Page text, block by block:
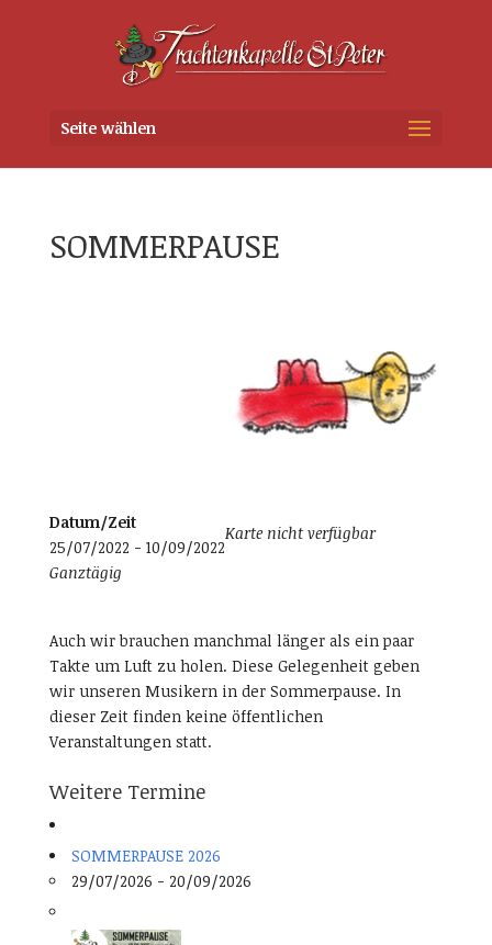
Seite wählen
SOMMERPAUSE
Datum/Zeit
25/07/2022 - 10/09/2022
Ganztägig
Karte nicht verfügbar
Auch wir brauchen manchmal länger als ein paar
Takte um Luft zu holen. Diese Gelegenheit geben
wir unseren Musikern in der Sommerpause. In
dieser Zeit finden keine öffentlichen
Veranstaltungen statt.
Weitere Termine
SOMMERPAUSE 2026
29/07/2026 - 20/09/2026